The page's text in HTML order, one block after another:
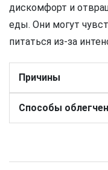
дискомфорт и
еды. Они могут
питаться из-за
Причины
Способы